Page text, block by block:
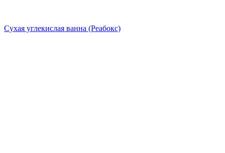
Сухая углекислая ванна (Реабокс)